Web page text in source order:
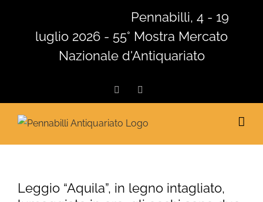
contenuto
Pennabilli, 4 - 19
luglio 2026 - 55° Mostra Mercato
Nazionale d'Antiquariato
Facebook
Leggio “Aquila”, in legno intagliato,